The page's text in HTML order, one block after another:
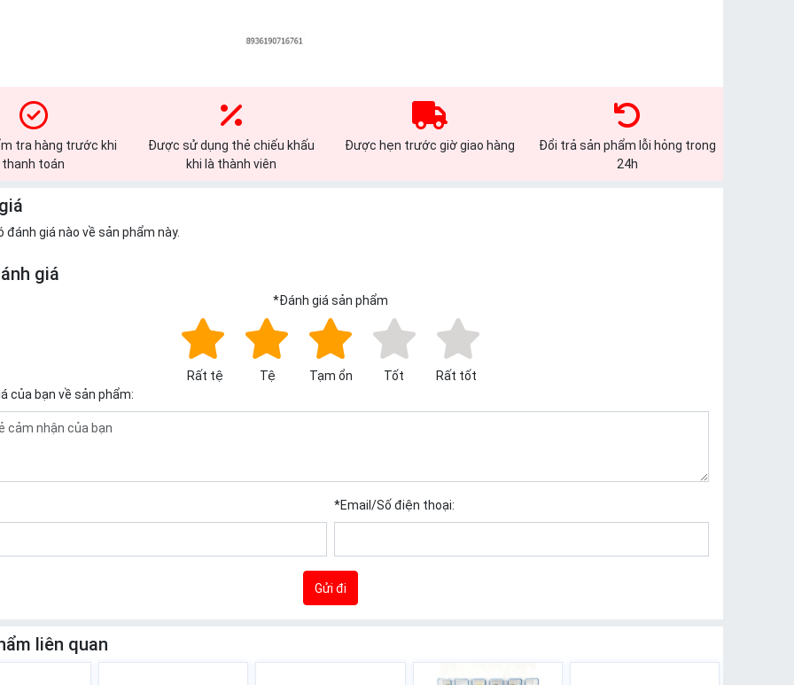
tra hàng trước khi
thanh toán
Được sử dụng thẻ chiếu khấu
khi là thành viên
Được hẹn trước giờ giao hàng
Đổi trả sản phẩm lỗi hỏng trong
24h
đánh giá nào về sản phẩm này.
giá
*Đánh giá sản phẩm
Rất tệ Tệ Tạm ổn Tốt
Rất tốt
của bạn về sản phẩm:
*Email/Số điện thoại:
Gửi đi
liên quan